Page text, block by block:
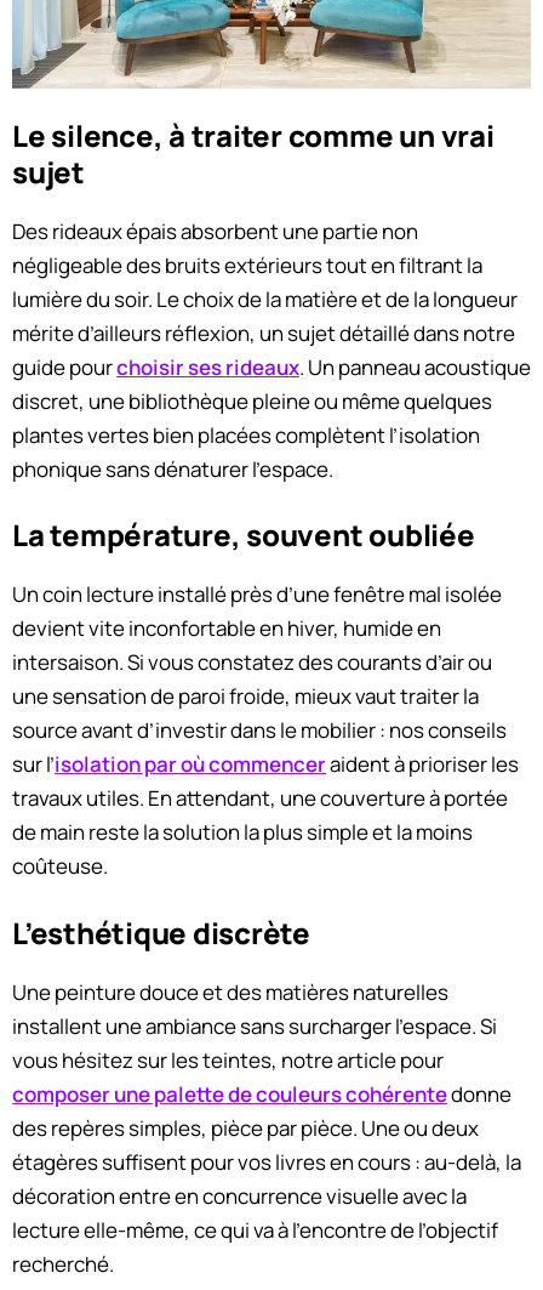
Le silence, à traiter comme un vrai
sujet
Des rideaux épais absorbent une partie non
négligeable des bruits extérieurs tout en filtrant la
lumière du soir. Le choix de la matière et de la longueur
mérite d’ailleurs réflexion, un sujet détaillé dans notre
guide pourchoisir ses rideaux. Un panneau acoustique
discret, une bibliothèque pleine ou même quelques
plantes vertes bien placées complètent l’isolation
phonique sans dénaturer l’espace.
La température, souvent oubliée
Un coin lecture installé près d’une fenêtre mal isolée
devient vite inconfortable en hiver, humide en
intersaison. Si vous constatez des courants d’air ou
une sensation de paroi froide, mieux vaut traiter la
source avant d’investir dans le mobilier : nos conseils
sur l’isolation par où commenceraident à prioriser les
travaux utiles. En attendant, une couverture à portée
de main reste la solution la plus simple et la moins
coûteuse.
L’esthétique discrète
Une peinture douce et des matières naturelles
installent une ambiance sans surcharger l’espace. Si
vous hésitez sur les teintes, notre article pour
composer une palette de couleurs cohérentedonne
des repères simples, pièce par pièce. Une ou deux
étagères suffisent pour vos livres en cours : au-delà, la
décoration entre en concurrence visuelle avec la
lecture elle-même, ce qui va à l’encontre de l’objectif
recherché.